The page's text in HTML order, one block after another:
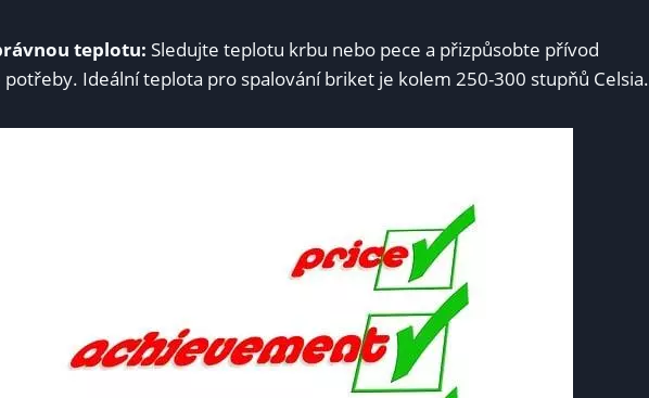
teplotu: Sledujte teplotu krbu nebo pece a přizpůsobte přívod
Ideální teplota pro spalování briket je kolem 250-300 stupňů Celsia.